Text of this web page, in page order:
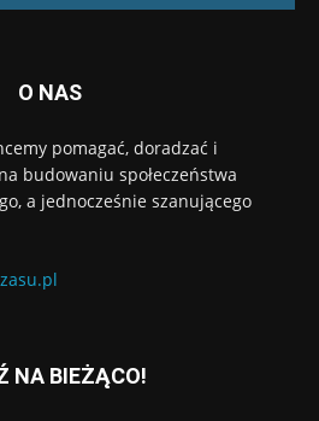
O NAS
pomagać, doradzać i
budowaniu społeczeństwa
a jednocześnie szanującego
NA BIEŻĄCO!